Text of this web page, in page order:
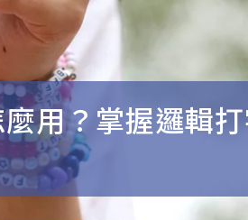
用？掌握邏輯